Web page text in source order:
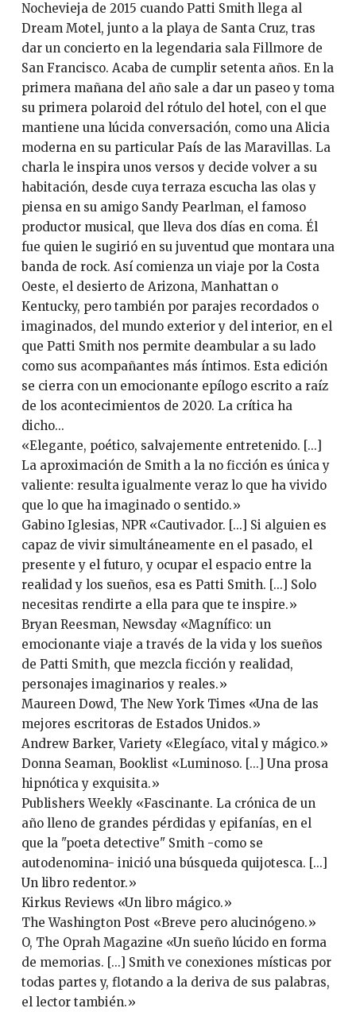
Nochevieja de 2015 cuando Patti Smith llega al
Dream Motel, junto a la playa de Santa Cruz, tras
dar un concierto en la legendaria sala Fillmore de
San Francisco. Acaba de cumplir setenta años. En la
primera mañana del año sale a dar un paseo y toma
su primera polaroid del rótulo del hotel, con el que
mantiene una lúcida conversación, como una Alicia
moderna en su particular País de las Maravillas. La
charla le inspira unos versos y decide volver a su
habitación, desde cuya terraza escucha las olas y
piensa en su amigo Sandy Pearlman, el famoso
productor musical, que lleva dos días en coma. Él
fue quien le sugirió en su juventud que montara una
banda de rock. Así comienza un viaje por la Costa
Oeste, el desierto de Arizona, Manhattan o
Kentucky, pero también por parajes recordados o
imaginados, del mundo exterior y del interior, en el
que Patti Smith nos permite deambular a su lado
como sus acompañantes más íntimos. Esta edición
se cierra con un emocionante epílogo escrito a raíz
de los acontecimientos de 2020. La crítica ha
dicho...
«Elegante, poético, salvajemente entretenido. [...]
La aproximación de Smith a la no ficción es única y
valiente: resulta igualmente veraz lo que ha vivido
que lo que ha imaginado o sentido.»
Gabino Iglesias, NPR «Cautivador. [...] Si alguien es
capaz de vivir simultáneamente en el pasado, el
presente y el futuro, y ocupar el espacio entre la
realidad y los sueños, esa es Patti Smith. [...] Solo
necesitas rendirte a ella para que te inspire.»
Bryan Reesman, Newsday «Magnífico: un
emocionante viaje a través de la vida y los sueños
de Patti Smith, que mezcla ficción y realidad,
personajes imaginarios y reales.»
Maureen Dowd, The New York Times «Una de las
mejores escritoras de Estados Unidos.»
Andrew Barker, Variety «Elegíaco, vital y mágico.»
Donna Seaman, Booklist «Luminoso. [...] Una prosa
hipnótica y exquisita.»
Publishers Weekly «Fascinante. La crónica de un
año lleno de grandes pérdidas y epifanías, en el
que la "poeta detective" Smith -como se
autodenomina- inició una búsqueda quijotesca. [...]
Un libro redentor.»
Kirkus Reviews «Un libro mágico.»
The Washington Post «Breve pero alucinógeno.»
O, The Oprah Magazine «Un sueño lúcido en forma
de memorias. [...] Smith ve conexiones místicas por
todas partes y, flotando a la deriva de sus palabras,
el lector también.»